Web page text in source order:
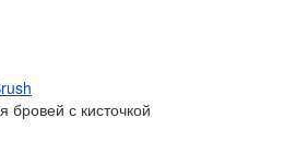
бровей с кисточкой